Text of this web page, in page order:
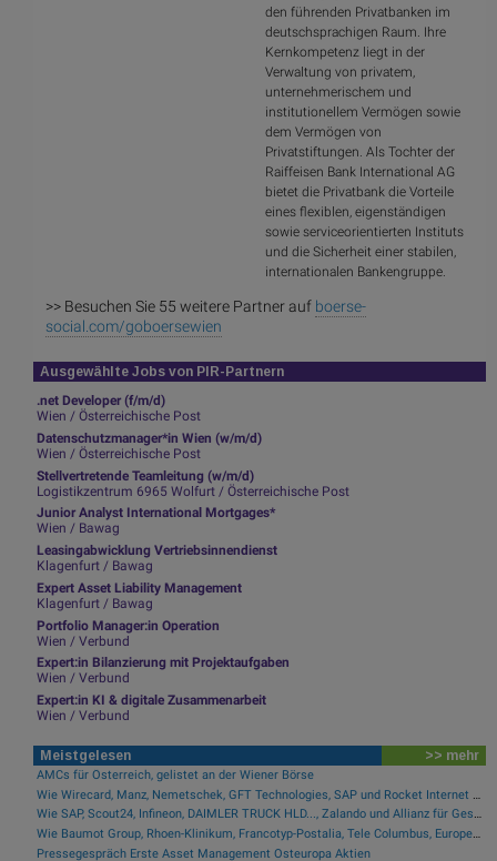
den führenden Privatbanken im
deutschsprachigen Raum. Ihre
Kernkompetenz liegt in der
Verwaltung von privatem,
unternehmerischem und
institutionellem Vermögen sowie
dem Vermögen von
Privatstiftungen. Als Tochter der
Raiffeisen Bank International AG
bietet die Privatbank die Vorteile
eines flexiblen, eigenständigen
sowie serviceorientierten Instituts
und die Sicherheit einer stabilen,
internationalen Bankengruppe.
>> Besuchen Sie 55 weitere Partner auf boerse-
social.com/goboersewien
Ausgewählte Jobs von PIR-Partnern
.net Developer (f/m/d)
Wien / Österreichische Post
Datenschutzmanager*in Wien (w/m/d)
Wien / Österreichische Post
Stellvertretende Teamleitung (w/m/d)
Logistikzentrum 6965 Wolfurt / Österreichische Post
Junior Analyst International Mortgages*
Wien / Bawag
Leasingabwicklung Vertriebsinnendienst
Klagenfurt / Bawag
Expert Asset Liability Management
Klagenfurt / Bawag
Portfolio Manager:in Operation
Wien / Verbund
Expert:in Bilanzierung mit Projektaufgaben
Wien / Verbund
Expert:in KI & digitale Zusammenarbeit
Wien / Verbund
Meistgelesen >> mehr
AMCs für Österreich, gelistet an der Wiener Börse
Wie Wirecard, Manz, Nemetschek, GFT Technologies, SAP und Rocket Internet für Gesprächsstoff sorgten
Wie SAP, Scout24, Infineon, DAIMLER TRUCK HLD..., Zalando und Allianz für Gesprächsstoff im DAX sorgten
Wie Baumot Group, Rhoen-Klinikum, Francotyp-Postalia, Tele Columbus, European Lithium und Lanxess für Gesprächsstoff sorgten
Pressegespräch Erste Asset Management Osteuropa Aktien